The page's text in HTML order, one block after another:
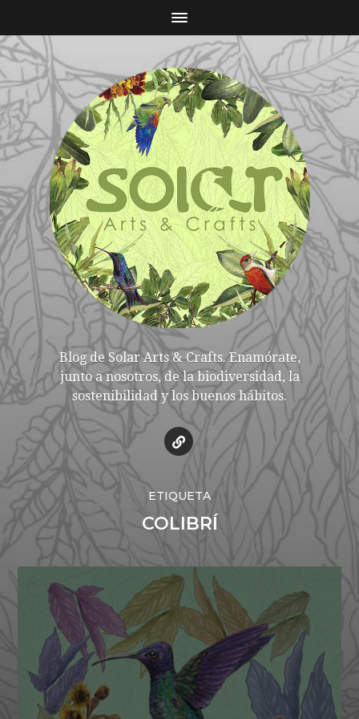
Blog de Solar Arts & Crafts. Enamórate,
junto a nosotros, de la biodiversidad, la
sostenibilidad y los buenos hábitos.
ETIQUETA
COLIBRÍ